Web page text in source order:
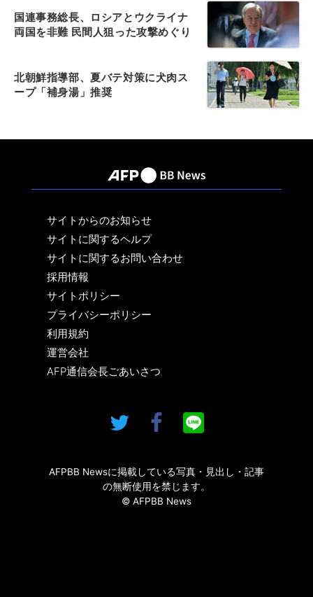
国連事務総長、ロシアとウクライナ
両国を非難 民間人狙った攻撃めぐり
北朝鮮指導部、夏バテ対策に犬肉ス
ープ「補身湯」推奨
サイトからのお知らせ
サイトに関するヘルプ
サイトに関するお問い合わせ
採用情報
サイトポリシー
プライバシーポリシー
利用規約
運営会社
AFP通信会長ごあいさつ
AFPBB Newsに掲載している写真・見出し・記事
の無断使用を禁じます。
© AFPBB News